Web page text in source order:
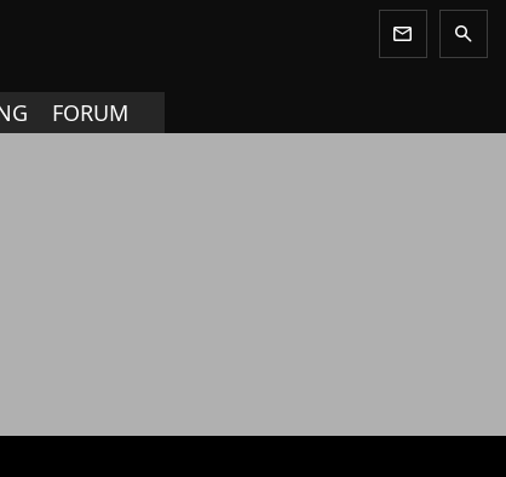
newsletter search
FORUM